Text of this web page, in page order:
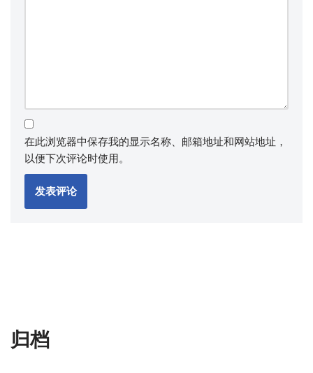
在此浏览器中保存我的显示名称、邮箱地址和网站地址，
以便下次评论时使用。
归档